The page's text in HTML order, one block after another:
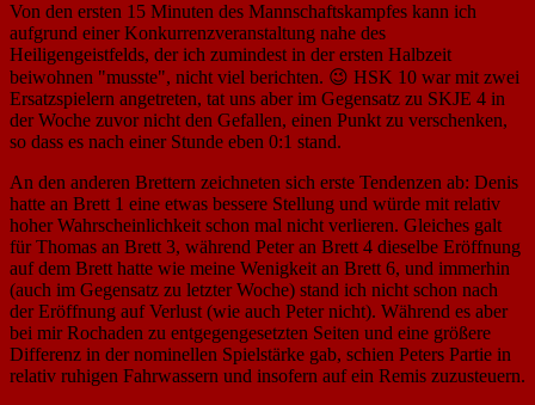
Von den ersten 15 Minuten des Mannschaftskampfes kann ich
aufgrund einer Konkurrenzveranstaltung nahe des
Heiligengeistfelds, der ich zumindest in der ersten Halbzeit
beiwohnen "musste", nicht viel berichten. 😉 HSK 10 war mit zwei
Ersatzspielern angetreten, tat uns aber im Gegensatz zu SKJE 4 in
der Woche zuvor nicht den Gefallen, einen Punkt zu verschenken,
so dass es nach einer Stunde eben 0:1 stand.
An den anderen Brettern zeichneten sich erste Tendenzen ab: Denis
hatte an Brett 1 eine etwas bessere Stellung und würde mit relativ
hoher Wahrscheinlichkeit schon mal nicht verlieren. Gleiches galt
für Thomas an Brett 3, während Peter an Brett 4 dieselbe Eröffnung
auf dem Brett hatte wie meine Wenigkeit an Brett 6, und immerhin
(auch im Gegensatz zu letzter Woche) stand ich nicht schon nach
der Eröffnung auf Verlust (wie auch Peter nicht). Während es aber
bei mir Rochaden zu entgegengesetzten Seiten und eine größere
Differenz in der nominellen Spielstärke gab, schien Peters Partie in
relativ ruhigen Fahrwassern und insofern auf ein Remis zuzusteuern.